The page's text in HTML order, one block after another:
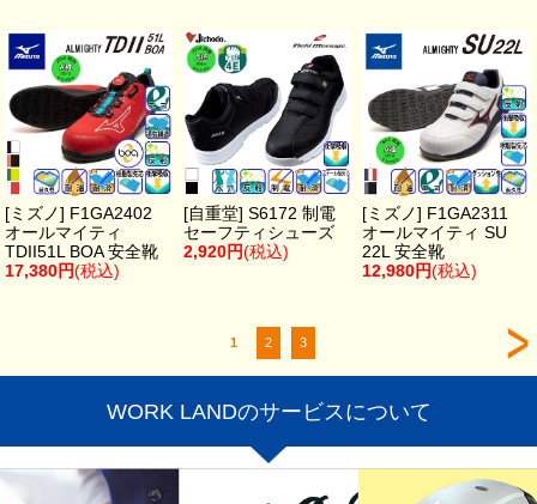
[ミズノ] F1GA2402
オールマイティ
TDII51L BOA 安全靴
17,380円(税込)
[自重堂] S6172 制電
セーフティシューズ
2,920円(税込)
[ミズノ] F1GA2311
オールマイティ SU
22L 安全靴
12,980円(税込)
1 2 3
WORK LANDのサービスについて